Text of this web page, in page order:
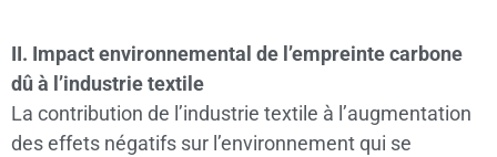
II. Impact environnemental de l’empreinte carbone
dû à l’industrie textile
La contribution de l’industrie textile à l’augmentation
des effets négatifs sur l’environnement qui se